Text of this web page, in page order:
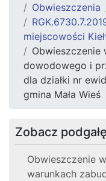
Obwieszczenia
miejscowości
Obwieszczenie
dowodowego i
dla działki nr
gmina Mała Wieś
Zobacz
Obwieszczenie
warunkach